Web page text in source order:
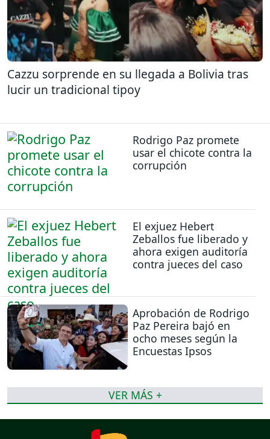
Cazzu sorprende en su llegada a Bolivia tras
lucir un tradicional tipoy
Rodrigo Paz promete
usar el chicote contra la
corrupción
El exjuez Hebert
Zeballos fue liberado y
ahora exigen auditoría
contra jueces del caso
Aprobación de Rodrigo
Paz Pereira bajó en
ocho meses según la
Encuestas Ipsos
VER MÁS +